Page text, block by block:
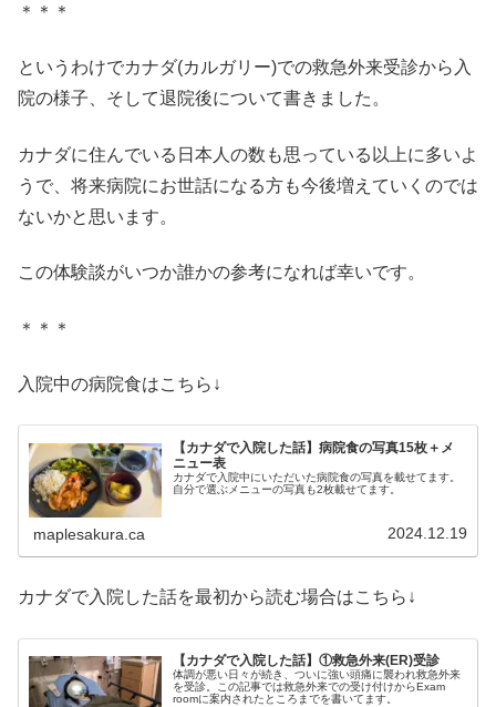
＊＊＊
というわけでカナダ(カルガリー)での救急外来受診から入
院の様子、そして退院後について書きました。
カナダに住んでいる日本人の数も思っている以上に多いよ
うで、将来病院にお世話になる方も今後増えていくのでは
ないかと思います。
この体験談がいつか誰かの参考になれば幸いです。
＊＊＊
入院中の病院食はこちら↓
【カナダで入院した話】病院食の写真15枚＋メ
ニュー表
カナダで入院中にいただいた病院食の写真を載せてます。
自分で選ぶメニューの写真も2枚載せてます。
maplesakura.ca 2024.12.19
カナダで入院した話を最初から読む場合はこちら↓
【カナダで入院した話】①救急外来(ER)受診
体調が悪い日々が続き、ついに強い頭痛に襲われ救急外来
を受診。この記事では救急外来での受け付けからExam
roomに案内されたところまでを書いてます。